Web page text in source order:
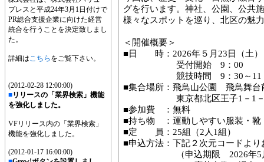
プレスと平成24年3月1日付けで
PR総合支援企業に向けた経営
統合を行うことを決定致しまし
た。
詳細はこちら をご覧下さい。
(2012-02-28 12:00:00)
■リリースの「業界検索」機能
を強化しました。
VFリリース内の「業界検索」
機能を強化しました。
(2012-01-17 16:00:00)
グを行います。神社、公園、公共
様々なスポットを巡り、北区の魅
＜開催概要＞
■日 時：2026年５月23日（土）
受付開始 9：00
競技時間 9：30～11
■集合場所：飛鳥山公園 飛鳥舞台
東京都北区王子1－1－
■参加費 ：無料
■持ち物 ：運動しやすい服装・靴
■定 員：25組（2人1組）
■申込方法：下記２次元コードよ
（申込期限 2026年5月